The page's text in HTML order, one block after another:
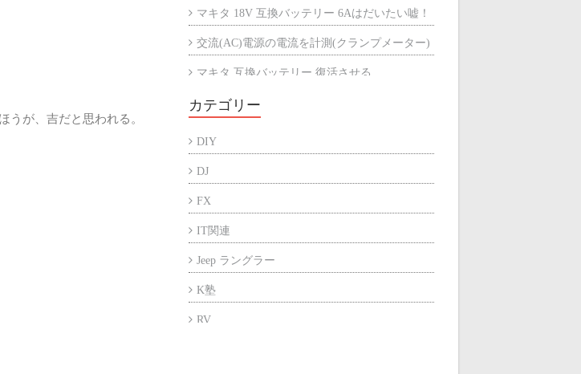
うが、吉だと思われる。
マキタ 18V 互換バッテリー 6Aはだいたい嘘！
交流(AC)電源の電流を計測(クランプメーター)
マキタ 互換バッテリー 復活させる
マキタ 互換バッテリーが充電できない
カテゴリー
DIY
DJ
FX
IT関連
Jeep ラングラー
K塾
RV